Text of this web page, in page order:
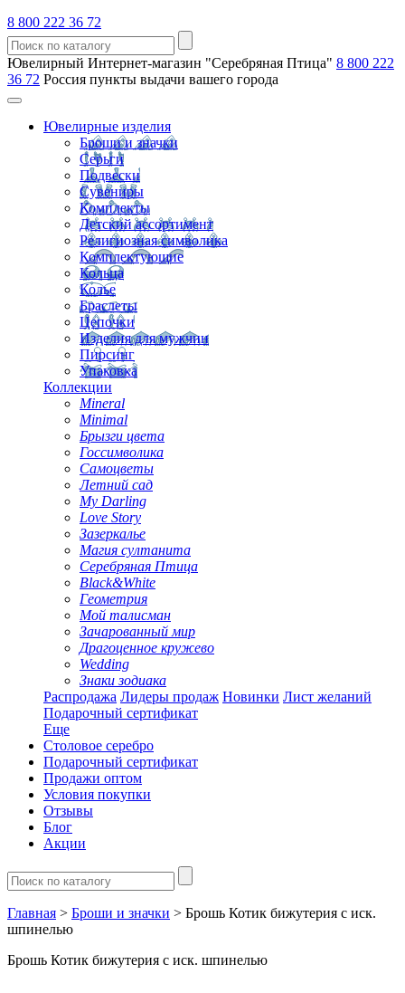
8 800 222 36 72
Ювелирный Интернет-магазин "Серебряная Птица" 8 800 222
36 72 Россия пункты выдачи вашего города
Ювелирные изделия
Броши и значки
Серьги
Подвески
Сувениры
Комплекты
Детский ассортимент
Религиозная символика
Комплектующие
Кольца
Колье
Браслеты
Цепочки
Изделия для мужчин
Пирсинг
Упаковка
Коллекции
Mineral
Minimal
Брызги цвета
Госсимволика
Самоцветы
Летний сад
My Darling
Love Story
Зазеркалье
Магия султанита
Серебряная Птица
Black&White
Геометрия
Мой талисман
Зачарованный мир
Драгоценное кружево
Wedding
Знаки зодиака
Распродажа Лидеры продаж Новинки Лист желаний
Подарочный сертификат
Еще
Столовое серебро
Подарочный сертификат
Продажи оптом
Условия покупки
Отзывы
Блог
Акции
Главная > Броши и значки > Брошь Котик бижутерия с иск.
шпинелью
Брошь Котик бижутерия с иск. шпинелью